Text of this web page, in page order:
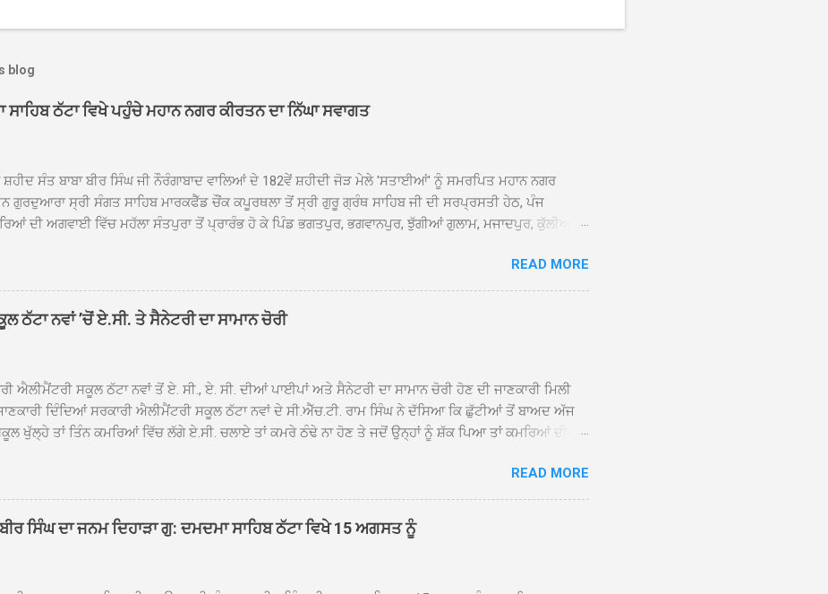
blog
ਠੱਟਾ ਵਿਖੇ ਪਹੁੰਚੇ ਮਹਾਨ ਨਗਰ ਕੀਰਤਨ ਦਾ ਨਿੱਘਾ ਸਵਾਗਤ
ਸ਼ਹੀਦ ਸੰਤ ਬਾਬਾ ਬੀਰ ਸਿੰਘ ਜੀ ਨੌਰੰਗਾਬਾਦ ਵਾਲਿਆਂ ਦੇ 182ਵੇਂ ਸ਼ਹੀਦੀ ਜੋੜ ਮੇਲੇ 'ਸਤਾਈਆਂ' ਨੂੰ ਸਮਰਪਿਤ ਮਹਾਨ ਨਗਰ
ਗੁਰਦੁਆਰਾ ਸ੍ਰੀ ਸੰਗਤ ਸਾਹਿਬ ਮਾਰਕਫੈੱਡ ਚੌਂਕ ਕਪੂਰਥਲਾ ਤੋਂ ਸ੍ਰੀ ਗੁਰੂ ਗ੍ਰੰਥ ਸਾਹਿਬ ਜੀ ਦੀ ਸਰਪ੍ਰਸਤੀ ਹੇਠ, ਪੰਜ
ਦੀ ਅਗਵਾਈ ਵਿੱਚ ਮਹੱਲਾ ਸੰਤਪੁਰਾ ਤੋਂ ਪ੍ਰਾਰੰਭ ਹੋ ਕੇ ਪਿੰਡ ਭਗਤਪੁਰ, ਭਗਵਾਨਪੁਰ, ਝੁੱਗੀਆਂ ਗੁਲਾਮ, ਮਜਾਦਪੁਰ, ਕੁੱਲੀਆਂ,
ਸਾਹਿਬ ਠੱਟਾ ਵਿਖੇ ਪਹੁੰਚਿਆ। ਨਗਰ ਕੀਰਤਨ ਦੇ ਗੁਰਦੁਆਰਾ ਸ੍ਰੀ ਦਮਦਮਾ ਸਾਹਿਬ ਠੱਟਾ ਵਿਖੇ ਪਹੁੰਚਣ ’ਤੇ ਮੁੱਖ ਸੇਵਾਦਾਰ
ਹਰਜੀਤ ਸਿੰਘ ਤੇ ਇਲਾਕੇ ਦੀਆਂ ਸੰਗਤਾਂ ਵੱਲੋਂ ਜੈਕਾਰਿਆਂ ਦੀ ਗੂੰਜ ਵਿਚ ਨਿੱਘਾ ਸਵਾਗਤ ਕੀਤਾ ਗਿਆ। ਗੁਰਦੁਆਰਾ ਸ੍ਰੀ
ਸਾਹਿਬ ਠੱਟਾ ਵਿਖੇ ਨਗਰ ਕੀਰਤਨ ਦੇ ਸਮਾਪਤੀ ਦੀ ਅਰਦਾਸ ਹੋਈ। ਇਸ ਮੌਕੇ ਪੰਜ ਪਿਆਰੇ ਸਾਹਿਬਾਨ ਤੇ ਨਗਰ ਕੀਰਤਨ ਦੇ
ਦਾ ਗੁਰਦੁਆਰਾ ਦਮਦਮਾ ਸਾਹਿਬ ਠੱਟਾ ਦੇ ਮੁੱਖ ਸੇਵਾਦਾਰ ਸੰਤ ਬਾਬਾ ਹਰਜੀਤ ਸਿੰਘ ਵੱਲੋਂ ਸਿਰੋਪਾਓ ਦੇ ਕੇ ਵਿਸ਼ੇਸ਼ ਤੌਰ ’ਤੇ
READ MORE
ਠੱਟਾ ਨਵਾਂ ’ਚੋਂ ਏ.ਸੀ. ਤੇ ਸੈਨੇਟਰੀ ਦਾ ਸਾਮਾਨ ਚੋਰੀ
ਐਲੀਮੈਂਟਰੀ ਸਕੂਲ ਠੱਟਾ ਨਵਾਂ ਤੋਂ ਏ. ਸੀ., ਏ. ਸੀ. ਦੀਆਂ ਪਾਈਪਾਂ ਅਤੇ ਸੈਨੇਟਰੀ ਦਾ ਸਾਮਾਨ ਚੋਰੀ ਹੋਣ ਦੀ ਜਾਣਕਾਰੀ ਮਿਲੀ
ਦਿੰਦਿਆਂ ਸਰਕਾਰੀ ਐਲੀਮੈਂਟਰੀ ਸਕੂਲ ਠੱਟਾ ਨਵਾਂ ਦੇ ਸੀ.ਐੱਚ.ਟੀ. ਰਾਮ ਸਿੰਘ ਨੇ ਦੱਸਿਆ ਕਿ ਛੁੱਟੀਆਂ ਤੋਂ ਬਾਅਦ ਅੱਜ
ਖੁੱਲ੍ਹੇ ਤਾਂ ਤਿੰਨ ਕਮਰਿਆਂ ਵਿੱਚ ਲੱਗੇ ਏ.ਸੀ. ਚਲਾਏ ਤਾਂ ਕਮਰੇ ਠੰਢੇ ਨਾ ਹੋਣ ਤੇ ਜਦੋਂ ਉਨ੍ਹਾਂ ਨੂੰ ਸ਼ੱਕ ਪਿਆ ਤਾਂ ਕਮਰਿਆਂ ਦੀਆਂ
ਸਨ। ਉਨ੍ਹਾਂ ਦੱਸਿਆ ਕਿ ਉਹ ਛੁੱਟੀਆਂ ਦੌਰਾਨ ਵੀ ਸਕੂਲ ਗੇੜਾ ਮਾਰਦੇ ਸਨ ਅਤੇ 20 ਜੂਨ ਤੱਕ ਸਭ ਠੀਕ ਸੀ। ਚੋਰੀ ਦੀ ਘਟਨਾ
ਜੂਨ ਵਿਚਕਾਰ ਹੋਈ ਜਾਪਦੀ ਹੈ। ਇਸ ਮੌਕੇ ਸਕੂਲ ਸਟਾਫ ਮੈਂਬਰਾਂ ਅੰਜੂ ਬਾਲਾ, ਹਰਜੀਤ ਕੌਰ, ਕਮਲਪ੍ਰੀਤ ਕੌਰ ਅਤੇ ਹਰਵਿੰਦਰ
ਨੇ ਦੱਸਿਆ ਕਿ ਸਕੂਲ ਵਿੱਚ ਪਿਛਲੇ ਸਾਲ ਤਿੰਨ ਏ. ਸੀ. ਲਾਉਣ ਦੀ ਸੇਵਾ ਸੀ.ਐੱਚ.ਟੀ. ਰਾਮ ਸਿੰਘ ਵੱਲੋਂ ਕੀਤੀ ਗਈ ਸੀ
ਦੀ ਮਾਪਿਆਂ ਨੇ ਖੂਬ ਪ੍ਰਸੰਸਾ ਕੀਤੀ ਸੀ। ਉਨ੍ਹਾਂ ਦੱਸਿਆ ਕਿ ਏਸੀ ਚੋਰੀ ਹੋਣ ਨਾਲ ਬੱਚਿਆਂ ਦੇ ਮਾਪਿਆਂ ਵਿੱਚ ਭਾਰੀ ਰੋਸ ਹੈ ਅਤੇ
READ MORE
ਸਿੰਘ ਦਾ ਜਨਮ ਦਿਹਾੜਾ ਗੁ: ਦਮਦਮਾ ਸਾਹਿਬ ਠੱਟਾ ਵਿਖੇ 15 ਅਗਸਤ ਨੂੰ